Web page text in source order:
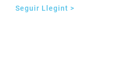
Seguir Llegint >